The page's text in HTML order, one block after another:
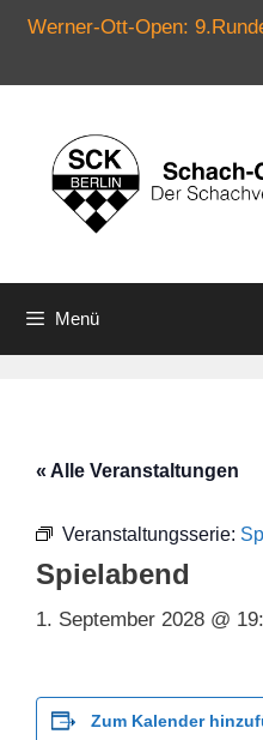
Werner-Ott-Open:
springen
Menü
« Alle Veranstaltungen
Veranstaltungsserie:
Spielabend
1. September 2028 @
Zum Kalender